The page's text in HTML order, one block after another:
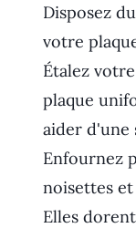
Disposez
votre
Étalez
plaque
aider d'une
Enfournez
noisettes
Elles